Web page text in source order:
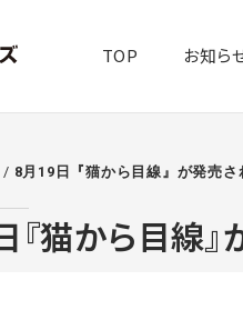
TOP お知ら
/ 8月19日『猫から目線』が発売さ
猫から目線